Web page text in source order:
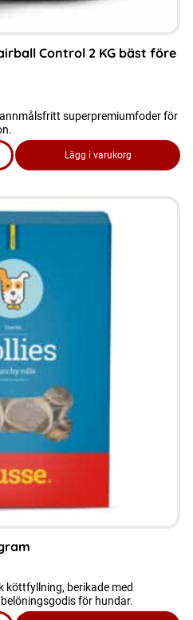
Control 2 KG bäst före
superpremiumfoder för
Kattmat - Fresh Hairball Control 2 KG
Lägg i varukorg
köttfyllning, berikade med
för hundar.